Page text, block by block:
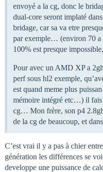
envoyé a la cg, donc le
dual-core seront implaté
bridage, car sa va etre
par exemple… (environ 70 a
100% est presque
Pour avec un AMD XP a
perf sous hl2 exemple,
est quand meme plus
mémoire intégré etc…) il fais
cg… Mon frère, son p4
de la cg de beaucoup, et
C’est vrai il y a pas à chier
génération les différences se
developpe une puissance de